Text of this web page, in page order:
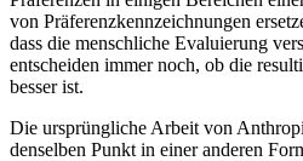
von Präferenzkennzeichnungen
dass die menschliche Evaluierung
entscheiden immer noch, ob die
besser ist.
Die ursprüngliche Arbeit von
denselben Punkt in einer anderen